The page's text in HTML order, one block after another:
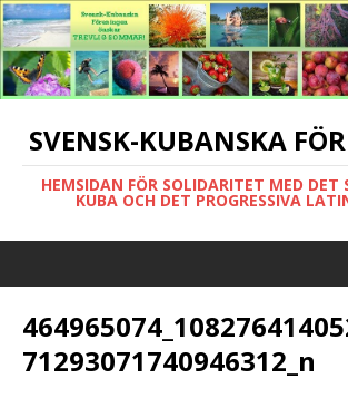
SVENSK-KUBANSKA
HEMSIDAN FÖR SOLIDARITET MED DET
KUBA OCH DET PROGRESSIVA
71293071740946312_n